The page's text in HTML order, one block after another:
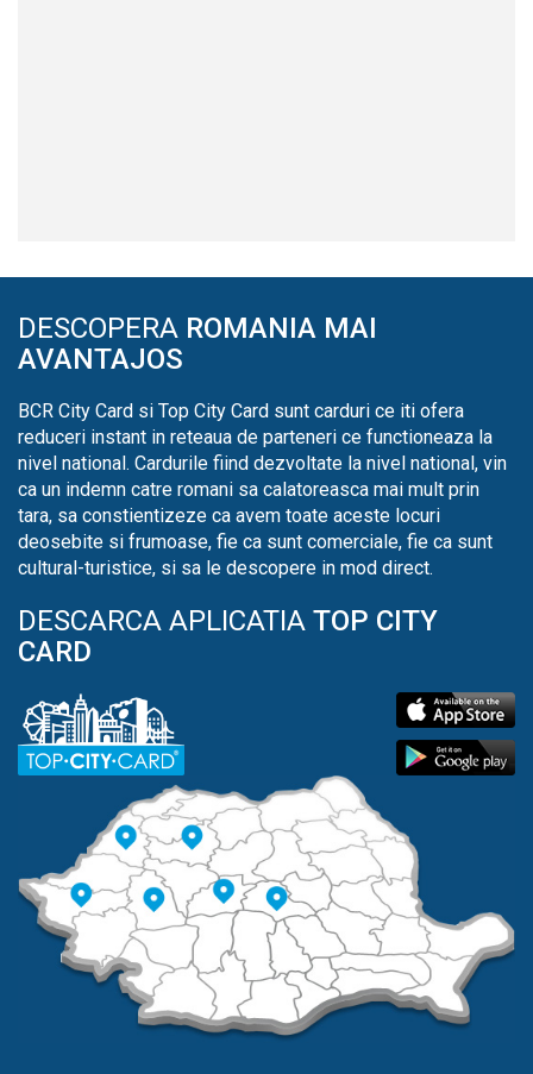
DESCOPERA ROMANIA MAI
AVANTAJOS
BCR City Card si Top City Card sunt carduri ce iti ofera
reduceri instant in reteaua de parteneri ce functioneaza la
nivel national. Cardurile fiind dezvoltate la nivel national, vin
ca un indemn catre romani sa calatoreasca mai mult prin
tara, sa constientizeze ca avem toate aceste locuri
deosebite si frumoase, fie ca sunt comerciale, fie ca sunt
cultural-turistice, si sa le descopere in mod direct.
DESCARCA APLICATIA TOP CITY
CARD